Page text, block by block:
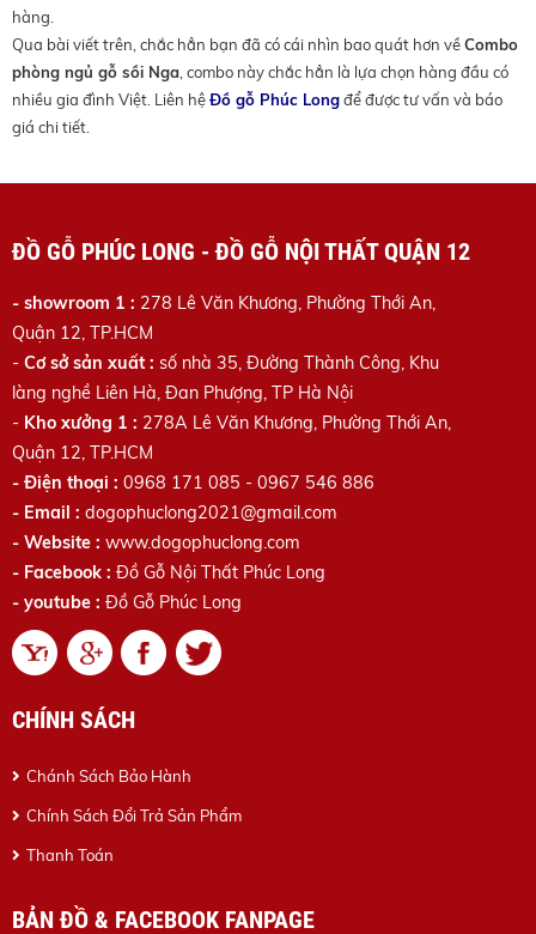
hàng.
Qua bài viết trên, chắc hẳn bạn đã có cái nhìn bao quát hơn vềCombo
phòng ngủ gỗ sồi Nga , combo này chắc hẳn là lựa chọn hàng đầu có
nhiều gia đình Việt. Liên hệĐồ gỗ Phúc Longđể được tư vấn và báo
giá chi tiết.
ĐỒ GỖ PHÚC LONG - ĐỒ GỖ NỘI THẤT QUẬN 12
- showroom 1 : 278 Lê Văn Khương, Phường Thới An,
Quận 12, TP.HCM
- Cơ sở sản xuất : số nhà 35, Đường Thành Công, Khu
làng nghề Liên Hà, Đan Phượng, TP Hà Nội
- Kho xưởng 1 : 278A Lê Văn Khương , Phường Thới An,
Quận 12, TP.HCM
- Điện thoại : 0968 171 085 - 0967 546 886
- Email : dogophuclong2021@gmail.com
- Website : www.dogophuclong.com
- Facebook : Đồ Gỗ Nội Thất Phúc Long
- youtube : Đồ Gỗ Phúc Long
CHÍNH SÁCH
Chánh Sách Bảo Hành
Chính Sách Đổi Trả Sản Phẩm
Thanh Toán
BẢN ĐỒ & FACEBOOK FANPAGE